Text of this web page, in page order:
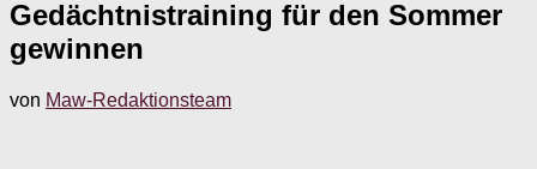
Gedächtnistraining für den Sommer
gewinnen
von Maw-Redaktionsteam